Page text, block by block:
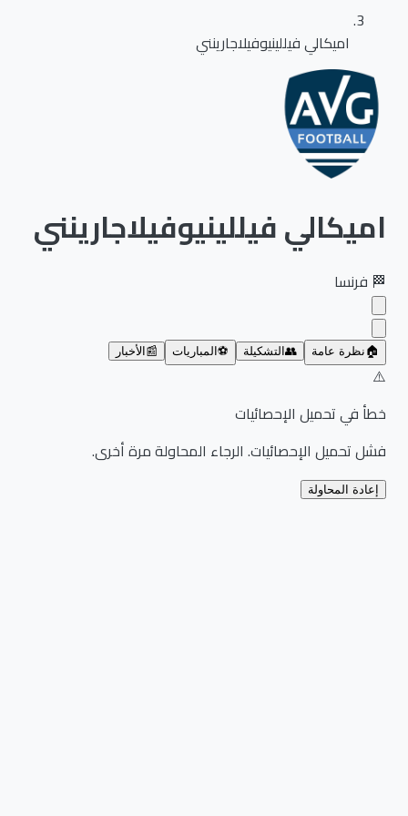
اميكالي فيللينيوفيلاجارينني
اميكالي فيللينيوفيلاجارينني
فرنسا
نظرة عامة 👥 التشكيلة ⚽ المباريات 📰 الأخبار
خطأ في تحميل الإحصائيات
فشل تحميل الإحصائيات. الرجاء المحاولة مرة أخرى.
إعادة المحاولة